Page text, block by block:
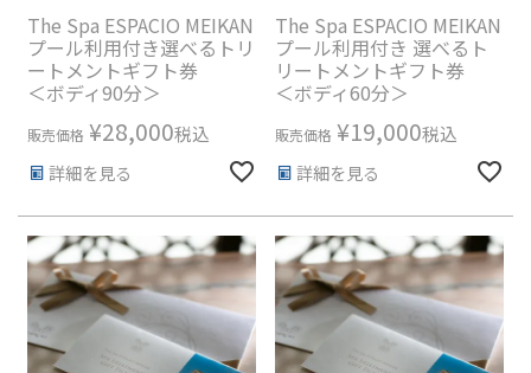
The Spa ESPACIO MEIKAN
プール利用付き選べるトリ
ートメントギフト券
＜ボディ90分＞
販売価格 ¥28,000税込
詳細を見る
The Spa ESPACIO MEIKAN
プール利用付き 選べるト
リートメントギフト券
＜ボディ60分＞
販売価格 ¥19,000税込
詳細を見る